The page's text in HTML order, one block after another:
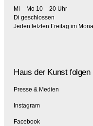
Mi – Mo 10 – 20 Uhr
Di geschlossen
Jeden letzten Freitag im
Haus der Kunst folgen
Presse & Medien
Instagram
Facebook